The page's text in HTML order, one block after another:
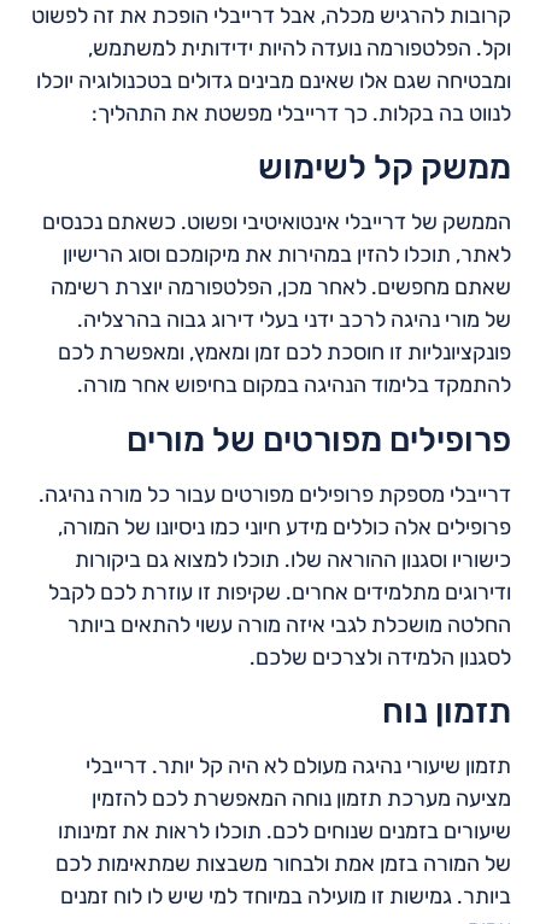
קרובות להרגיש מכלה, אבל דרייבלי הופכת את זה לפשוט
וקל. הפלטפורמה נועדה להיות ידידותית למשתמש,
ומבטיחה שגם אלו שאינם מבינים גדולים בטכנולוגיה יוכלו
לנווט בה בקלות. כך דרייבלי מפשטת את התהליך:
ממשק קל לשימוש
הממשק של דרייבלי אינטואיטיבי ופשוט. כשאתם נכנסים
לאתר, תוכלו להזין במהירות את מיקומכם וסוג הרישיון
שאתם מחפשים. לאחר מכן, הפלטפורמה יוצרת רשימה
של מורי נהיגה לרכב ידני בעלי דירוג גבוה בהרצליה.
פונקציונליות זו חוסכת לכם זמן ומאמץ, ומאפשרת לכם
להתמקד בלימוד הנהיגה במקום בחיפוש אחר מורה.
פרופילים מפורטים של מורים
דרייבלי מספקת פרופילים מפורטים עבור כל מורה נהיגה.
פרופילים אלה כוללים מידע חיוני כמו ניסיונו של המורה,
כישוריו וסגנון ההוראה שלו. תוכלו למצוא גם ביקורות
ודירוגים מתלמידים אחרים. שקיפות זו עוזרת לכם לקבל
החלטה מושכלת לגבי איזה מורה עשוי להתאים ביותר
לסגנון הלמידה ולצרכים שלכם.
תזמון נוח
תזמון שיעורי נהיגה מעולם לא היה קל יותר. דרייבלי
מציעה מערכת תזמון נוחה המאפשרת לכם להזמין
שיעורים בזמנים שנוחים לכם. תוכלו לראות את זמינותו
של המורה בזמן אמת ולבחור משבצות שמתאימות לכם
ביותר. גמישות זו מועילה במיוחד למי שיש לו לוח זמנים